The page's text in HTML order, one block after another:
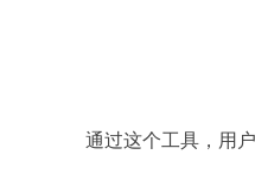
通过这个工具，用